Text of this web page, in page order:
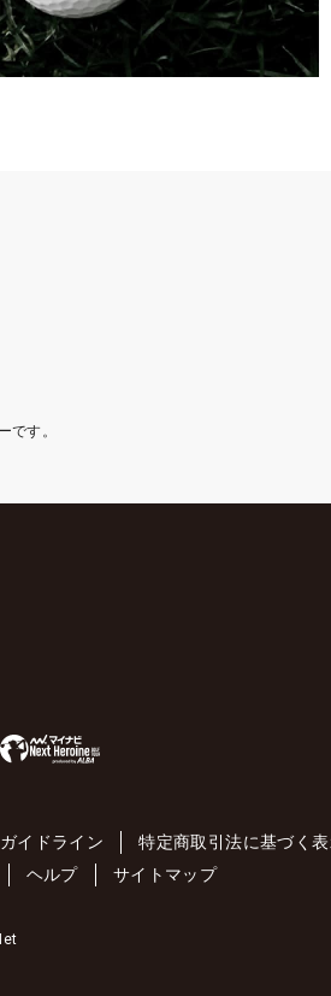
です。
ガイドライン
特定商取引法に基づく
ヘルプ サイトマップ